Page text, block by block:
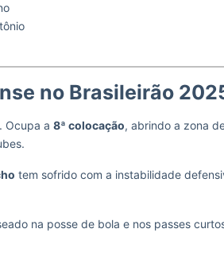
no Brasileirão
Ocupa a 8ª colocação, abrindo a zona
tem sofrido com a instabilidade
na posse de bola e nos passes